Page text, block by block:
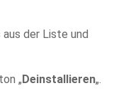
der Liste und
„Deinstallieren„.